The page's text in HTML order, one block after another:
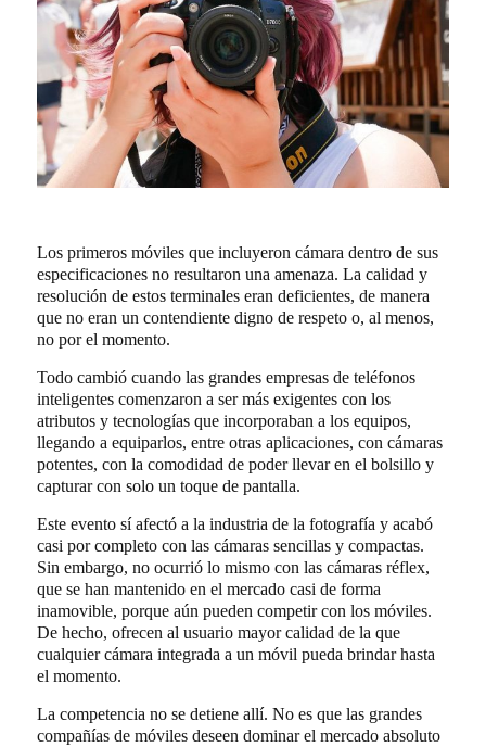
Los primeros móviles que incluyeron cámara dentro de sus
especificaciones no resultaron una amenaza. La calidad y
resolución de estos terminales eran deficientes, de manera
que no eran un contendiente digno de respeto o, al menos,
no por el momento.
Todo cambió cuando las grandes empresas de teléfonos
inteligentes comenzaron a ser más exigentes con los
atributos y tecnologías que incorporaban a los equipos,
llegando a equiparlos, entre otras aplicaciones, con cámaras
potentes, con la comodidad de poder llevar en el bolsillo y
capturar con solo un toque de pantalla.
Este evento sí afectó a la industria de la fotografía y acabó
casi por completo con las cámaras sencillas y compactas.
Sin embargo, no ocurrió lo mismo con las cámaras réflex,
que se han mantenido en el mercado casi de forma
inamovible, porque aún pueden competir con los móviles.
De hecho, ofrecen al usuario mayor calidad de la que
cualquier cámara integrada a un móvil pueda brindar hasta
el momento.
La competencia no se detiene allí. No es que las grandes
compañías de móviles deseen dominar el mercado absoluto